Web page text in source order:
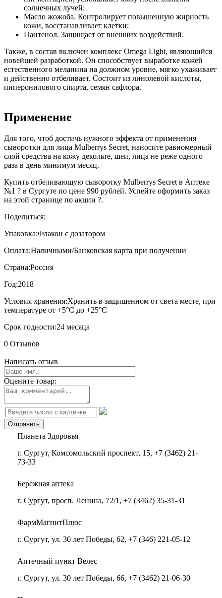
солнечных лучей;
Масло жожоба. Контролирует повышенную жирность
кожи, восстанавливает клетки;
Пантенол. Защищает от внешних воздействий.
Также, в состав включен комплекс Omega Light, являющийся
новейшей разработкой. Он способствует выработке кожей
естественного меланина на должном уровне, мягко ухаживает
и действенно отбеливает. Состоит из линолевой кислоты,
пиперонилового спирта, семян сафлора.
Применение
Для того, чтоб достичь нужного эффекта от применения
сыворотки для лица Mulberrys Secret, наносите равномерный
слой средства на кожу декольте, шеи, лица не реже одного
раза в день минимум месяц.
Купить отбеливающую сыворотку Mulberrys Secret в Аптеке
№1 ? в Сургуте по цене 990 рублей. Успейте оформить заказ
на этой странице по акции ?.
Поделиться:
Упаковка:Флакон с дозатором
Оплата:Наличными/Банковская карта при получении
Страна:Россия
Год:2018
Условия хранения:Хранить в защищенном от света месте, при
температуре от +5°С до +25°С
Срок годности:24 месяца
0 Отзывов
Написать отзыв
Оцените товар:
Планета Здоровья
г. Сургут, Комсомольский проспект, 15, +7 (3462) 21-
73-33
Бережная аптека
г. Сургут, просп. Ленина, 72/1, +7 (3462) 35-31-31
ФармМагнитПлюс
г. Сургут, ул. 30 лет Победы, 62, +7 (346) 221-05-12
Аптечный пункт Велес
г. Сургут, ул. 30 лет Победы, 66, +7 (3462) 21-06-30